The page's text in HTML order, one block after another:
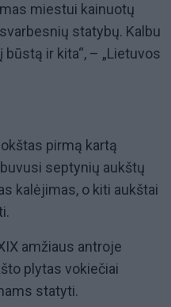
miestui kainuotų
statybų. Kalbu
ir kita“, – „Lietuvos
pirmą kartą
septynių aukštų
kalėjimas, o kiti aukštai
amžiaus antroje
plytas vokiečiai
statyti.